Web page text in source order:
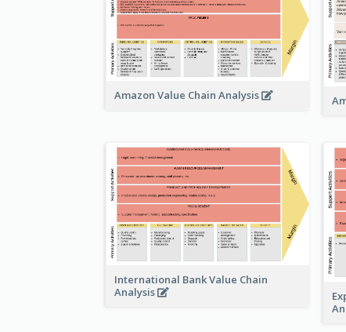
Amazon Value Chain Analysis
International Bank Value Chain
Analysis